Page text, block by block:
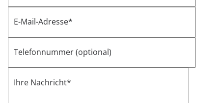
E-Mail-Adresse*
Telefonnummer (optional)
Ihre Nachricht*